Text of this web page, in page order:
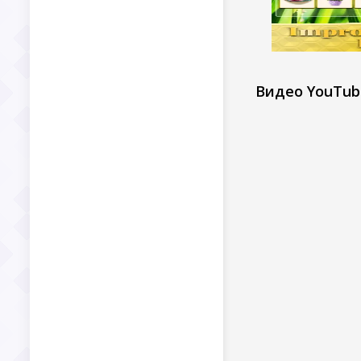
Видео